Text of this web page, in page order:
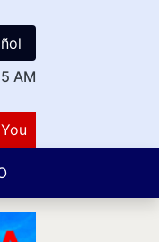
AM
Of Number